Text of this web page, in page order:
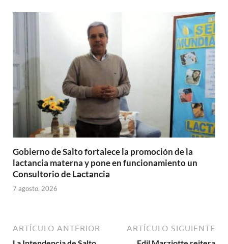
Gobierno de Salto fortalece la promoción de la
lactancia materna y pone en funcionamiento un
Consultorio de Lactancia
7 agosto, 2026
ARTÍCULO ANTERIOR ARTÍCULO SIGUIENTE